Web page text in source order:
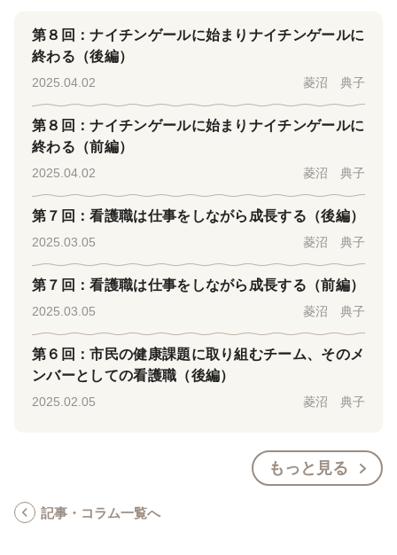
第８回：ナイチンゲールに始まりナイチンゲールに
終わる（後編）
2025.04.02 菱沼 典子
第８回：ナイチンゲールに始まりナイチンゲールに
終わる（前編）
2025.04.02 菱沼 典子
第７回：看護職は仕事をしながら成長する（後編）
2025.03.05 菱沼 典子
第７回：看護職は仕事をしながら成長する（前編）
2025.03.05 菱沼 典子
第６回：市民の健康課題に取り組むチーム、そのメ
ンバーとしての看護職（後編）
2025.02.05 菱沼 典子
もっと見る
記事・コラム一覧へ